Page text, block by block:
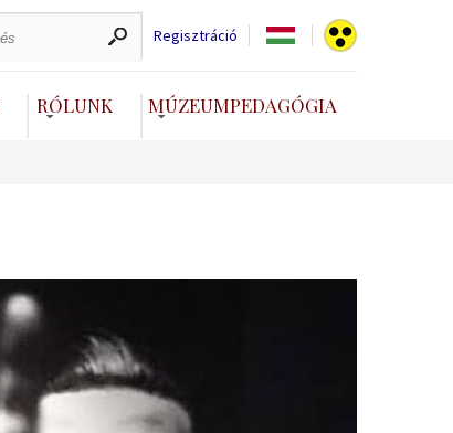
Regisztráció
RÓLUNK MÚZEUMPEDAGÓGIA